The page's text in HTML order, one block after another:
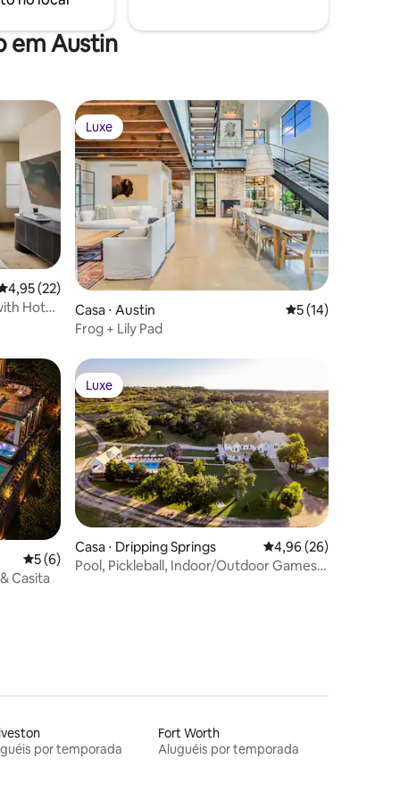
em Austin
de uma avaliação média de 5, 22 avaliações
4,95 (22)
Hot
Luxe
Luxe
Casa ⋅ Austin 5 de uma
5 (14)
Frog + Lily Pad
5 de uma avaliação média de 5, 6 avaliações
5 (6)
Casita
Luxe
Luxe
Casa ⋅ Dripping Springs 4,96 de uma
4,96 (26)
Pool, Pickleball, Indoor/Outdoor Games,
por temporada
Fort Worth
Aluguéis por temporada